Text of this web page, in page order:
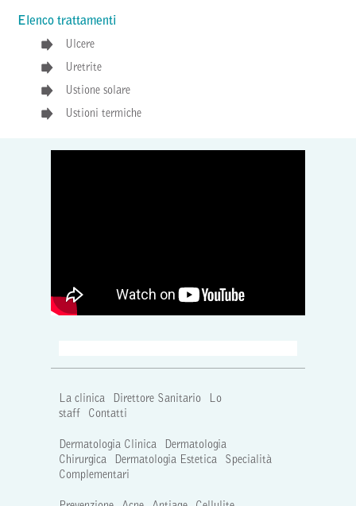
Elenco trattamenti
Ulcere
Uretrite
Ustione solare
Ustioni termiche
La clinica Direttore Sanitario
Lo
staff
Contatti
Dermatologia Clinica
Dermatologia
Chirurgica
Dermatologia Estetica
Specialità
Complementari